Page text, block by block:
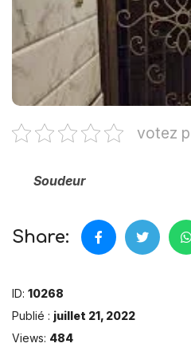
votez
Soudeur
Share:
ID: 10268
Publié : juillet 21, 2022
Views: 484